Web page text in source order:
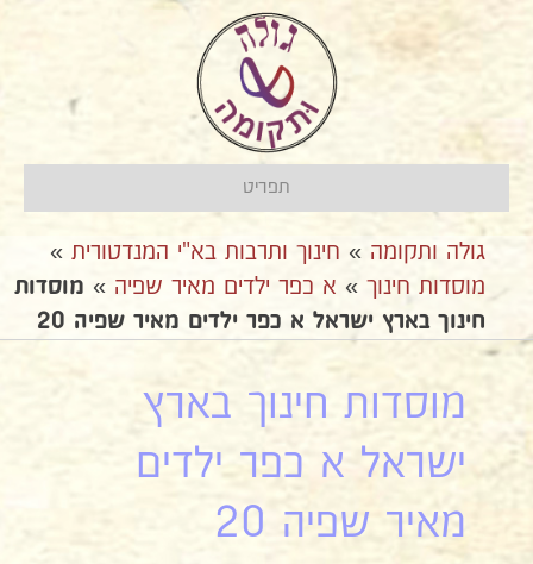
תפריט
גולה ותקומה » חינוך ותרבות בא"י המנדטורית »
מוסדות חינוך » א כפר ילדים מאיר שפיה » מוסדות
חינוך בארץ ישראל א כפר ילדים מאיר שפיה 20
מוסדות חינוך בארץ
ישראל א כפר ילדים
מאיר שפיה 20